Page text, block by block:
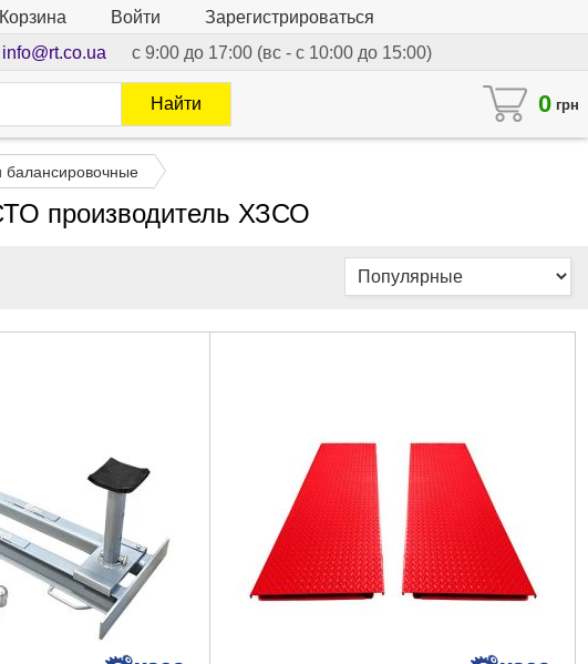
Корзина Войти
Зарегистрироваться
info@rt.co.ua с 9:00 до 17:00 (вс - с 10:00 до 15:00)
0 грн
Найти
производитель ХЗСО